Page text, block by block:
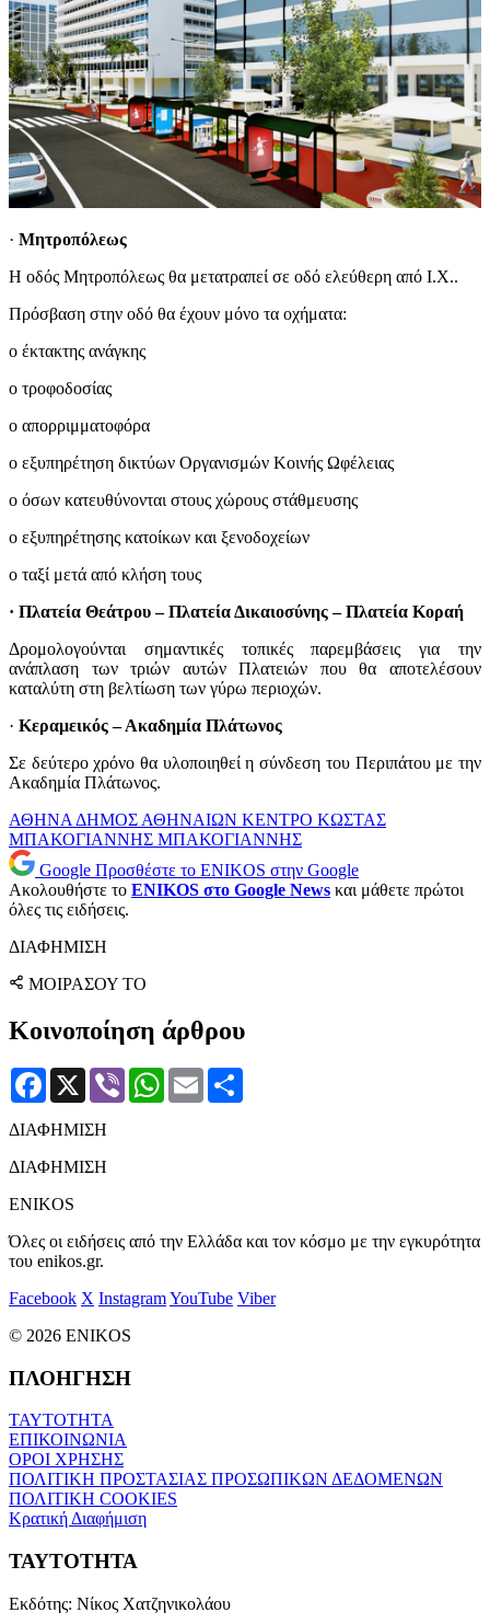
· Μητροπόλεως
Η οδός Μητροπόλεως θα μετατραπεί σε οδό ελεύθερη από Ι.Χ..
Πρόσβαση στην οδό θα έχουν μόνο τα οχήματα:
o έκτακτης ανάγκης
o τροφοδοσίας
o απορριμματοφόρα
o εξυπηρέτηση δικτύων Οργανισμών Κοινής Ωφέλειας
o όσων κατευθύνονται στους χώρους στάθμευσης
o εξυπηρέτησης κατοίκων και ξενοδοχείων
o ταξί μετά από κλήση τους
· Πλατεία Θεάτρου – Πλατεία Δικαιοσύνης – Πλατεία Κοραή
Δρομολογούνται σημαντικές τοπικές παρεμβάσεις για την
ανάπλαση των τριών αυτών Πλατειών που θα αποτελέσουν
καταλύτη στη βελτίωση των γύρω περιοχών.
· Κεραμεικός – Ακαδημία Πλάτωνος
Σε δεύτερο χρόνο θα υλοποιηθεί η σύνδεση του Περιπάτου με την
Ακαδημία Πλάτωνος.
ΑΘΗΝΑ ΔΗΜΟΣ ΑΘΗΝΑΙΩΝ ΚΕΝΤΡΟ ΚΩΣΤΑΣ
ΜΠΑΚΟΓΙΑΝΝΗΣ ΜΠΑΚΟΓΙΑΝΝΗΣ
Google Προσθέστε το ENIKOS στην Google
Ακολουθήστε το ENIKOS στο Google News και μάθετε πρώτοι
όλες τις ειδήσεις.
ΔΙΑΦΗΜΙΣΗ
ΜΟΙΡΑΣΟΥ ΤΟ
Κοινοποίηση άρθρου
Facebook
X Viber WhatsApp
Email
ΔΙΑΦΗΜΙΣΗ
ΔΙΑΦΗΜΙΣΗ
ENIKOS
Όλες οι ειδήσεις από την Ελλάδα και τον κόσμο με την εγκυρότητα
του enikos.gr.
Facebook X InstagramYouTube Viber
© 2026 ENIKOS
ΠΛΟΗΓΗΣΗ
ΤΑΥΤΟΤΗΤΑ
ΕΠΙΚΟΙΝΩΝΙΑ
ΟΡΟΙ ΧΡΗΣΗΣ
ΠΟΛΙΤΙΚΗ ΠΡΟΣΤΑΣΙΑΣ ΠΡΟΣΩΠΙΚΩΝ ΔΕΔΟΜΕΝΩΝ
ΠΟΛΙΤΙΚΗ COOKIES
Κρατική Διαφήμιση
ΤΑΥΤΟΤΗΤΑ
Εκδότης: Νίκος Χατζηνικολάου